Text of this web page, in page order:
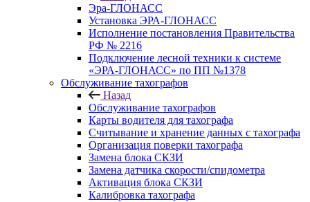
Эра-ГЛОНАСС
Установка ЭРА-ГЛОНАСС
Исполнение постановления Правительства
РФ № 2216
Подключение лесной техники к системе
«ЭРА-ГЛОНАСС» по ПП №1378
Обслуживание тахографов
Назад
Обслуживание тахографов
Карты водителя для тахографа
Считывание и хранение данных с тахографа
Организация поверки тахографа
Замена блока СКЗИ
Замена датчика скорости/спидометра
Активация блока СКЗИ
Калибровка тахографа